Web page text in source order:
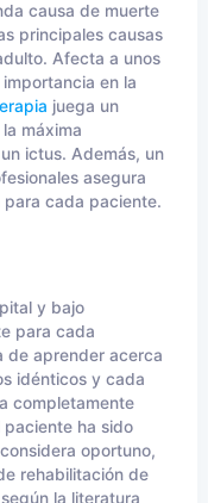
causa de muerte
principales causas
Afecta a unos
en la
juega un
máxima
ictus. Además, un
asegura
cada paciente.
y bajo
para cada
de aprender acerca
idénticos y cada
completamente
ha sido
oportuno,
rehabilitación de
la literatura